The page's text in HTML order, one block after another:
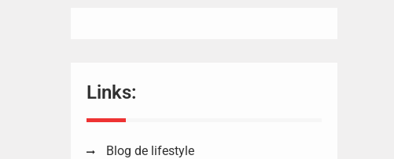
Links:
Blog de lifestyle